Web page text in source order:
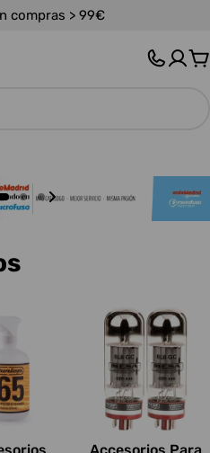
compras > 99€